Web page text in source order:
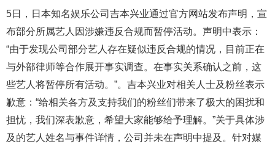
5日，日本知名娱乐公司吉本兴业通过官方网站发布声明，宣
布部分所属艺人因涉嫌违反合规而暂停活动。声明中表示：
“由于发现公司部分艺人存在疑似违反合规的情况，目前正在
与外部律师等合作展开事实调查。在事实关系确认之前，这
些艺人将暂停所有活动。”。吉本兴业对相关人士及粉丝表示
歉意：“给相关各方及支持我们的粉丝们带来了极大的困扰和
担忧，我们深表歉意，希望大家能够给予理解。”关于具体涉
及的艺人姓名与事件详情，公司并未在声明中提及。针对媒